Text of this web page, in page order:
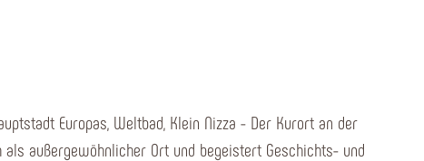
Europas, Weltbad, Klein Nizza - Der Kurort an der
außergewöhnlicher Ort und begeistert Geschichts- und